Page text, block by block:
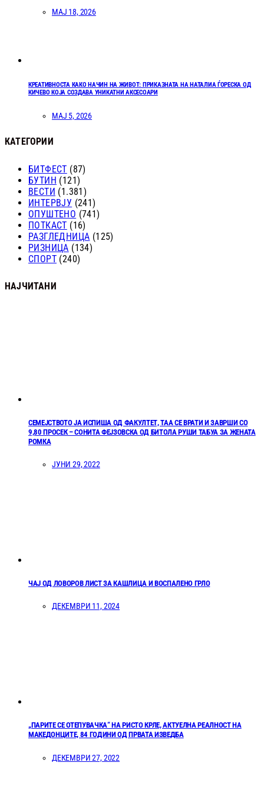
МАЈ 18, 2026
КРЕАТИВНОСТА КАКО НАЧИН НА ЖИВОТ: ПРИКАЗНАТА НА НАТАЛИА ЃОРЕСКА ОД
КИЧЕВО КОЈА СОЗДАВА УНИКАТНИ АКСЕСОАРИ
МАЈ 5, 2026
КАТЕГОРИИ
БИТФЕСТ (87)
БУТИН (121)
ВЕСТИ (1.381)
ИНТЕРВЈУ (241)
ОПУШТЕНО (741)
ПОТКАСТ (16)
РАЗГЛЕДНИЦА (125)
РИЗНИЦА (134)
СПОРТ (240)
НАЈЧИТАНИ
СЕМЕЈСТВОТО ЈА ИСПИША ОД ФАКУЛТЕТ, ТАА СЕ ВРАТИ И ЗАВРШИ СО
9,80 ПРОСЕК – СОНИТА ФЕЈЗОВСКА ОД БИТОЛА РУШИ ТАБУА ЗА ЖЕНАТА
РОМКА
ЈУНИ 29, 2022
ЧАЈ ОД ЛОВОРОВ ЛИСТ ЗА КАШЛИЦА И ВОСПАЛЕНО ГРЛО
ДЕКЕМВРИ 11, 2024
„ПАРИТЕ СЕ ОТЕПУВАЧКА“ НА РИСТО КРЛЕ, АКТУЕЛНА РЕАЛНОСТ НА
МАКЕДОНЦИТЕ, 84 ГОДИНИ ОД ПРВАТА ИЗВЕДБА
ДЕКЕМВРИ 27, 2022